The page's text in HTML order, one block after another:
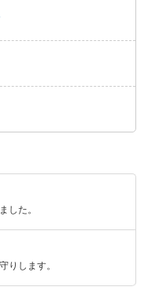
した。
りします。